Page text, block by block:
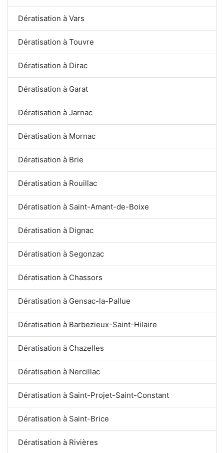
Dératisation à Vars
Dératisation à Touvre
Dératisation à Dirac
Dératisation à Garat
Dératisation à Jarnac
Dératisation à Mornac
Dératisation à Brie
Dératisation à Rouillac
Dératisation à Saint-Amant-de-Boixe
Dératisation à Dignac
Dératisation à Segonzac
Dératisation à Chassors
Dératisation à Gensac-la-Pallue
Dératisation à Barbezieux-Saint-Hilaire
Dératisation à Chazelles
Dératisation à Nercillac
Dératisation à Saint-Projet-Saint-Constant
Dératisation à Saint-Brice
Dératisation à Rivières